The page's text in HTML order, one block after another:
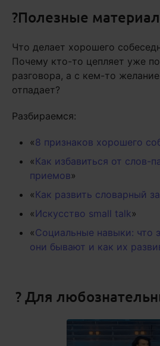
?Полезные
Что делает хорошего
Почему кто-то цепляет уже
разговора, а с кем-то
отпадает?
Разбираемся:
«8 признаков хорошего
«Как избавиться от слов-
приемов»
«Как развить словарный
«Искусство small talk»
«Социальные навыки: что
они бывают и как их
? Для